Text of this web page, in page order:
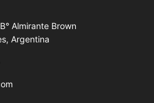
Almirante Brown
Argentina